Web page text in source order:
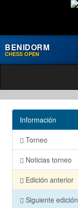
BENIDORM
CHESS OPEN
Información
Torneo
Noticias torneo
Edición anterior
Siguiente edición